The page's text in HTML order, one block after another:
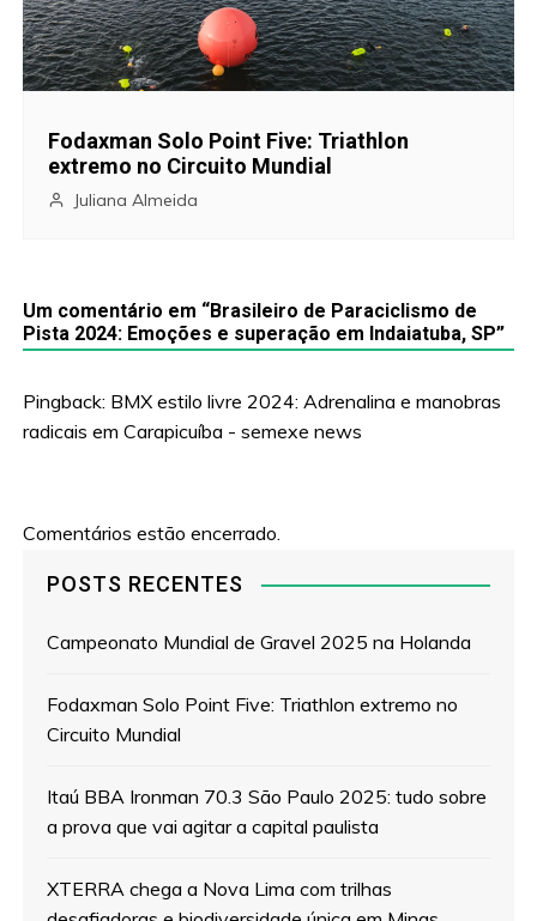
Fodaxman Solo Point Five: Triathlon
extremo no Circuito Mundial
Juliana Almeida
Um comentário em “Brasileiro de Paraciclismo de
Pista 2024: Emoções e superação em Indaiatuba, SP”
Pingback: BMX estilo livre 2024: Adrenalina e manobras
radicais em Carapicuíba - semexe news
Comentários estão encerrado.
POSTS RECENTES
Campeonato Mundial de Gravel 2025 na Holanda
Fodaxman Solo Point Five: Triathlon extremo no
Circuito Mundial
Itaú BBA Ironman 70.3 São Paulo 2025: tudo sobre
a prova que vai agitar a capital paulista
XTERRA chega a Nova Lima com trilhas